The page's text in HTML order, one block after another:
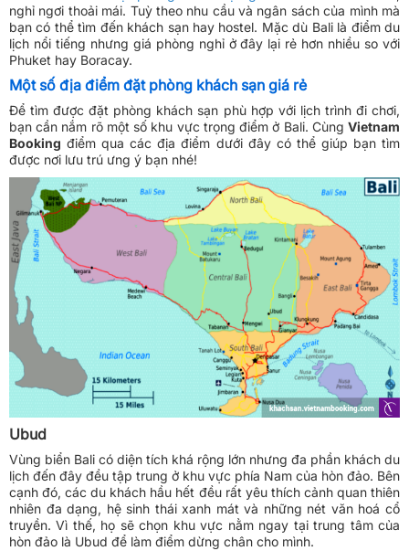
nghỉ ngơi thoải mái. Tuỳ theo nhu cầu và ngân sách của mình mà
bạn có thể tìm đến khách sạn hay hostel. Mặc dù Bali là điểm du
lịch nổi tiếng nhưng giá phòng nghỉ ở đây lại rẻ hơn nhiều so với
Phuket hay Boracay.
Một số địa điểm đặt phòng khách sạn giá rẻ
Để tìm được đặt phòng khách sạn phù hợp với lịch trình đi chơi,
bạn cần nắm rõ một số khu vực trọng điểm ở Bali. Cùng Vietnam
Booking điểm qua các địa điểm dưới đây có thể giúp bạn tìm
được nơi lưu trú ưng ý bạn nhé!
Ubud
Vùng biển Bali có diện tích khá rộng lớn nhưng đa phần khách du
lịch đến đây đều tập trung ở khu vực phía Nam của hòn đảo. Bên
cạnh đó, các du khách hầu hết đều rất yêu thích cảnh quan thiên
nhiên đa dạng, hệ sinh thái xanh mát và những nét văn hoá cổ
truyền. Vì thế, họ sẽ chọn khu vực nằm ngay tại trung tâm của
hòn đảo là Ubud để làm điểm dừng chân cho mình.